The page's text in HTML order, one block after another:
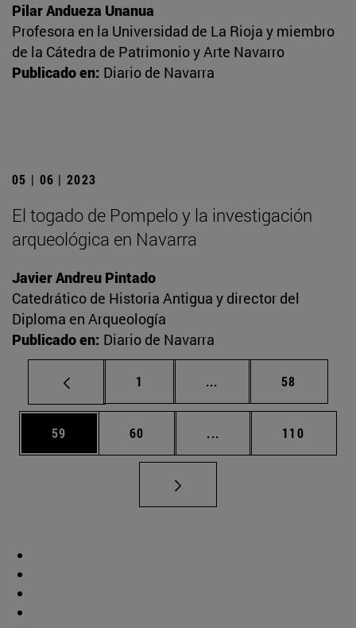
Pilar Andueza Unanua
Profesora en la Universidad de La Rioja y miembro
de la Cátedra de Patrimonio y Arte Navarro
Publicado en: Diario de Navarra
05 | 06 | 2023
El togado de Pompelo y la investigación
arqueológica en Navarra
Javier Andreu Pintado
Catedrático de Historia Antigua y director del
Diploma en Arqueología
Publicado en: Diario de Navarra
Página
1 ... Páginas intermedias
Página
58
Página
59 Página
60 ... Páginas intermedias
Página
110